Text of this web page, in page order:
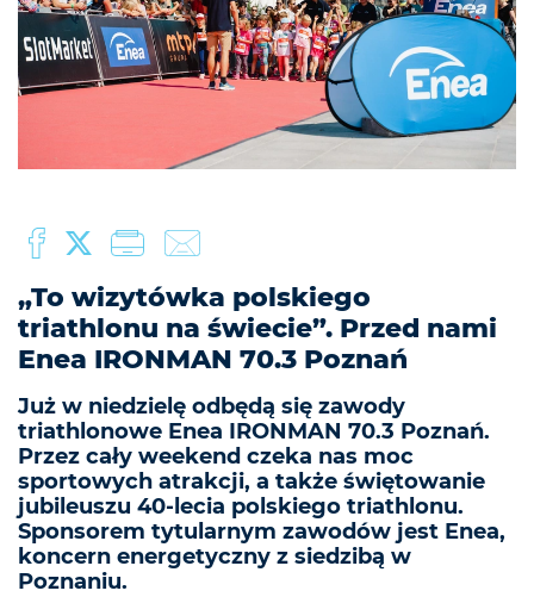
„To wizytówka polskiego
triathlonu na świecie”. Przed nami
Enea IRONMAN 70.3 Poznań
Już w niedzielę odbędą się zawody
triathlonowe Enea IRONMAN 70.3 Poznań.
Przez cały weekend czeka nas moc
sportowych atrakcji, a także świętowanie
jubileuszu 40-lecia polskiego triathlonu.
Sponsorem tytularnym zawodów jest Enea,
koncern energetyczny z siedzibą w
Poznaniu.